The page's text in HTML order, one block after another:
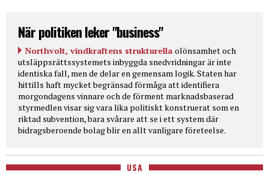
När politiken leker "business"
Northvolt, vindkraftens strukturella olönsamhet och
utsläppsrättssystemets inbyggda snedvridningar är inte
identiska fall, men de delar en gemensam logik. Staten har
hittills haft mycket begränsad förmåga att identifiera
morgondagens vinnare och de förment marknadsbaserad
styrmedlen visar sig vara lika politiskt konstruerat som en
riktad subvention, bara svårare att se i ett system där
bidragsberoende bolag blir en allt vanligare företeelse.
USA